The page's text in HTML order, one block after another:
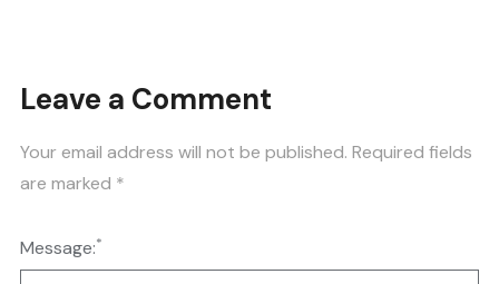
Leave a Comment
Your email address will not be published. Required fields
are marked *
Message:*